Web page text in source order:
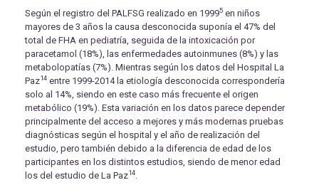
Según el registro del PALFSG realizado en 19995 en niños
mayores de 3 años la causa desconocida suponía el 47% del
total de FHA en pediatría, seguida de la intoxicación por
paracetamol (18%), las enfermedades autoinmunes (8%) y las
metabolopatías (7%). Mientras según los datos del Hospital La
Paz14 entre 1999-2014 la etiología desconocida correspondería
solo al 14%, siendo en este caso más frecuente el origen
metabólico (19%). Esta variación en los datos parece depender
principalmente del acceso a mejores y más modernas pruebas
diagnósticas según el hospital y el año de realización del
estudio, pero también debido a la diferencia de edad de los
participantes en los distintos estudios, siendo de menor edad
los del estudio de La Paz14